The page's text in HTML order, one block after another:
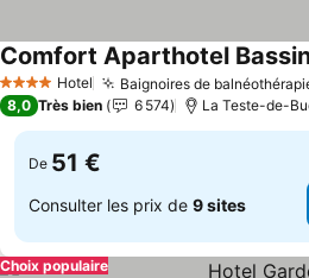
4 Étoiles Hotel Baignoires de
Comfort Aparthotel
8,0 Très bien 6 574 La Teste-de-
De 51 €
Consulter les prix de 9 sites
Choix populaire